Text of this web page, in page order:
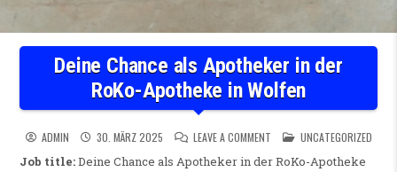
Deine Chance als Apotheker in der
RoKo-Apotheke in Wolfen
ADMIN 30. MÄRZ 2025 LEAVE A COMMENTON DEINE CHANCE ALS
POSTED IN
UNCATEGORIZED
Job title:Deine Chance als Apotheker in der RoKo-Apotheke